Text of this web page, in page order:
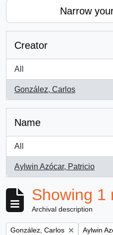
Narrow
Creator
All
González, Carlos
, 1 results
Name
All
Aylwin Azócar, Patricio
, 1 results
Showing 1
Archival description
Remove filter:
González, Carlos Remove
Aylwin